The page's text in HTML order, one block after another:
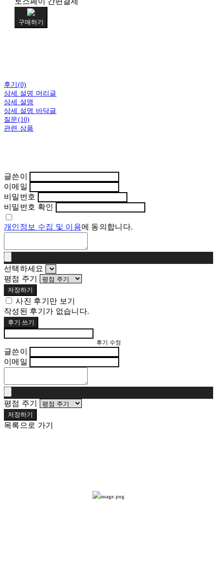
구매하기
후기(0)
상세 설명 머리글
상세 설명
상세 설명 바닥글
질문(10)
관련 상품
글쓴이
이메일
비밀번호
비밀번호 확인
개인정보 수집 및 이용에 동의합니다.
선택하세요
평점 주기
저장하기
사진 후기만 보기
작성된 후기가 없습니다.
후기 쓰기
후기 수정
글쓴이
이메일
평점 주기
저장하기
목록으로 가기